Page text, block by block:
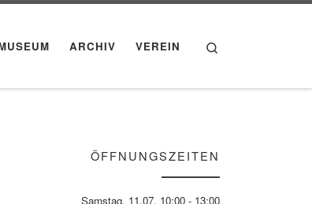
ARCHIV VEREIN
ÖFFNUNGSZEITEN
Samstag, 11.07. 10:00 - 13:00